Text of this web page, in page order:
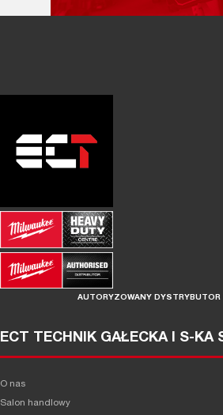
AUTORYZOWANY DYSTRYBUTOR
ECT TECHNIK GAŁECKA I S-KA
O nas
Salon handlowy